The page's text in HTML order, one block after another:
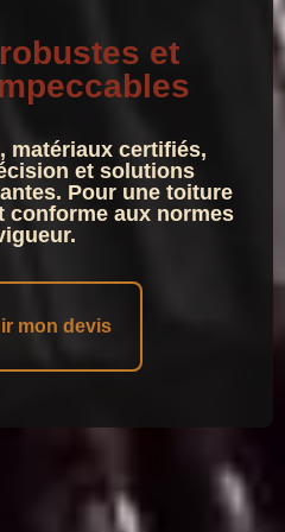
et
matériaux certifiés,
et solutions
Pour une toiture
conforme aux normes
mon devis